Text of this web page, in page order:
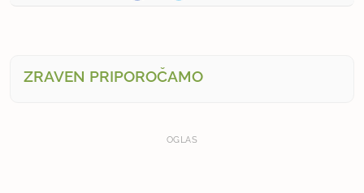
ZRAVEN PRIPOROČAMO
OGLAS